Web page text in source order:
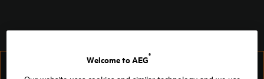
SORTAȚI
Welcome to AEG
®